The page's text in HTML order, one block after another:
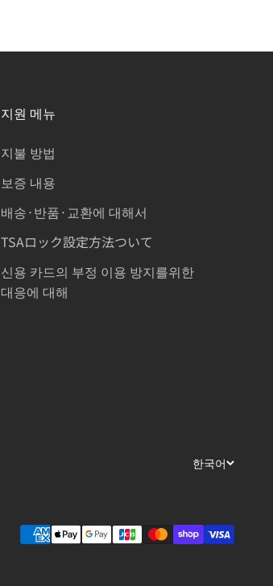
지원 메뉴
지불 방법
보증 내용
배송·반품·교환에 대해서
TSAロック設定方法ついて
신용 카드의 부정 이용 방지를위한
대응에 대해
한국어